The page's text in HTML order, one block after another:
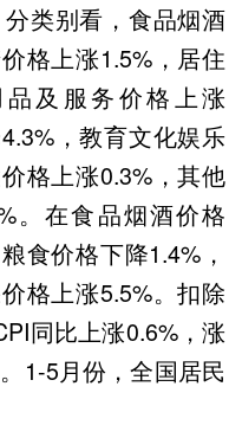
类别看，食品烟酒
格上涨1.5%，居住
及服务价格上涨
，教育文化娱乐
格上涨0.3%，其他
。在食品烟酒价格
食价格下降1.4%，
格上涨5.5%。扣除
同比上涨0.6%，涨
1-5月份，全国居民